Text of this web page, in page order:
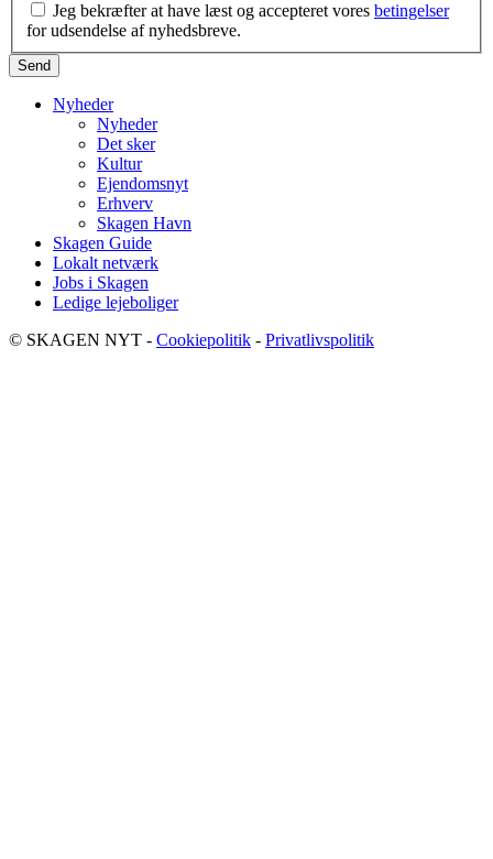
Jeg bekræfter at have læst og accepteret vores betingelser
for udsendelse af nyhedsbreve.
Nyheder
Nyheder
Det sker
Kultur
Ejendomsnyt
Erhverv
Skagen Havn
Skagen Guide
Lokalt netværk
Jobs i Skagen
Ledige lejeboliger
© SKAGEN NYT - Cookiepolitik - Privatlivspolitik